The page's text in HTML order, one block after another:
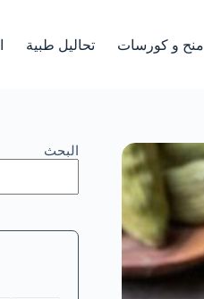
منح و كورسات تحاليل طبية
البحث